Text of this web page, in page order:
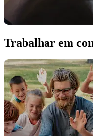
Trabalhar em